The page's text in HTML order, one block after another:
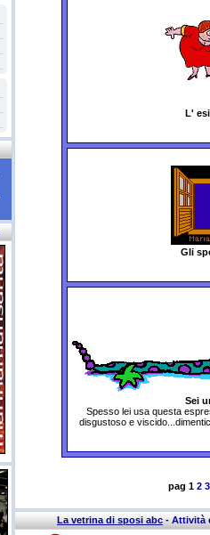
L'
Gli
Sei
Spesso lei usa questa
disgustoso e
pag 1 2 3
La vetrina di sposi abc- Attività